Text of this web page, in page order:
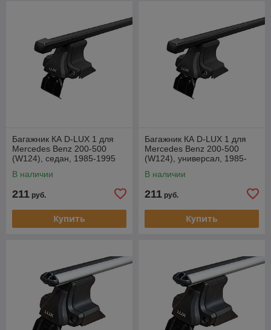
Багажник КА D-LUX 1 для
Mercedes Benz 200-500
(W124), седан, 1985-1995
В наличии
211 руб.
Купить
Багажник КА D-LUX 1 для
Mercedes Benz 200-500
(W124), универсал, 1985-
дуга).
В наличии
211 руб.
Купить